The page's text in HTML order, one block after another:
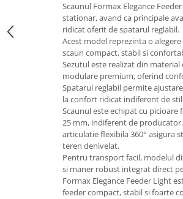
Scaunul Formax Elegance
stationar, avand ca principale
ridicat oferit de spatarul reglabil.
Acest model reprezinta o
scaun compact, stabil si
Sezutul este realizat din
modulare premium, oferind
Spatarul reglabil permite
la confort ridicat indiferent de
Scaunul este echipat cu
25 mm, indiferent de
articulatie flexibila 360° asigura
teren denivelat.
Pentru transport facil, modelul
si maner robust integrat direct
Formax Elegance Feeder Light
feeder compact, stabil si foarte